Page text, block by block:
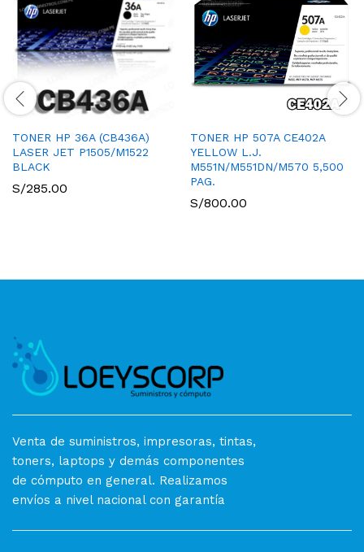
TONER HP 36A (CB436A)
LASER JET P1505/M1522
BLACK
S/285.00
TONER HP 507A CE402A
YELLOW L.J.
M551N/M551DN/M570 5,500
PAG.
S/800.00
Venta de suministros, impresoras, tintas,
toners, laptops y demás componentes
de cómputo en general. Realizamos
envíos a nivel nacional con garantía